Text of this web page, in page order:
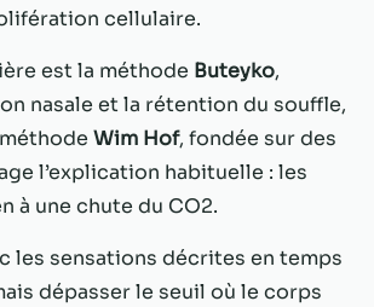
cellulaire.
est la méthode Buteyko,
nasale et la rétention du souffle,
Wim Hof, fondée sur des
l’explication habituelle : les
à une chute du CO2.
les sensations décrites en temps
dépasser le seuil où le corps
Afin que notre
fonctionne
aussi bien que
possible lors
de votre visite.
Si vous refusez
ces cookies,
certaines
fonctionnalités
disparaîtront
du site Web.